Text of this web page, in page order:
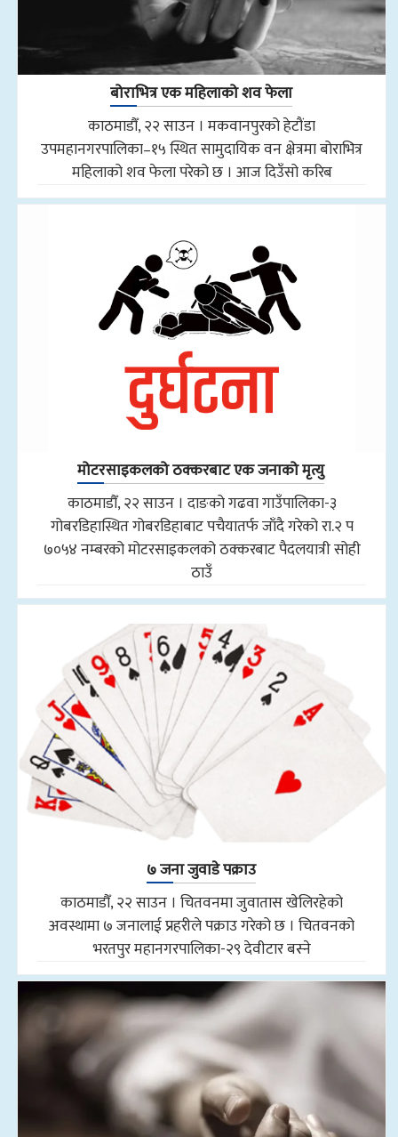
बोराभित्र एक महिलाको शव फेला
काठमाडौँ, २२ साउन । मकवानपुरको हेटौंडा
उपमहानगरपालिका–१५ स्थित सामुदायिक वन क्षेत्रमा बोराभित्र
महिलाको शव फेला परेको छ । आज दिउँसो करिब
मोटरसाइकलको ठक्करबाट एक जनाको मृत्यु
काठमाडौँ, २२ साउन । दाङको गढवा गाउँपालिका-३
गोबरडिहास्थित गोबरडिहाबाट पचैयातर्फ जाँदै गरेको रा.२ प
७०५४ नम्बरको मोटरसाइकलको ठक्करबाट पैदलयात्री सोही
ठाउँ
७ जना जुवाडे पक्राउ
काठमाडौँ, २२ साउन । चितवनमा जुवातास खेलिरहेको
अवस्थामा ७ जनालाई प्रहरीले पक्राउ गरेको छ । चितवनको
भरतपुर महानगरपालिका-२९ देवीटार बस्ने